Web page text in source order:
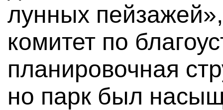
лунных
комитет по
планировочная
но парк был